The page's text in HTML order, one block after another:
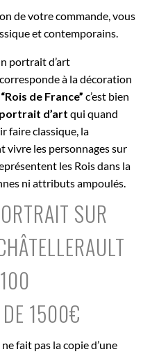
de votre commande, vous
et contemporains.
portrait d’art
à la décoration
“Rois de France” c’est bien
d’art qui quand
faire classique, la
vivre les personnages sur
les Rois dans la
ni attributs ampoulés.
SUR
1500€
fait pas la copie d’une